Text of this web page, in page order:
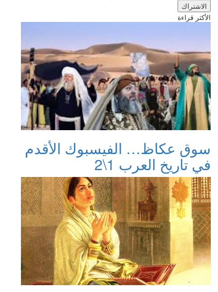
الأكثر قراءة
سوق عكاظ… الفيسبوك الأقدم
في تاريخ العرب 1\2